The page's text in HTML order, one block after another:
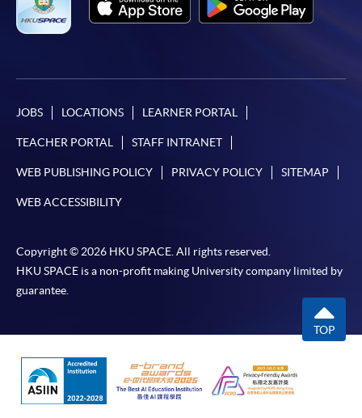
如欲了解如何於網上報讀新課程及繳費，請瀏覽網上
申請/報讀指南 :
-個別學歷頒授課程
報讀同一學歷頒授課程內其他單元
個別課程為須報讀同一學歷頒授課程及其他單元或繳
網上支付可通過「繳費靈」(PPS) (不適用於手機)、
VISA 或 Mastercard、「微信支付」(Online WeChat
Pay) 、「支付寶」(Online Alipay) 或 「轉數快」(FPS)
繳付學費。
親身報名/郵遞
JOBS LOCATIONS LEARNER PORTAL
TEACHER PORTAL STAFF INTRANET
WEB PUBLISHING POLICY PRIVACY POLICY SITEMAP
WEB ACCESSIBILITY
Copyright © 2026 HKU SPACE. All rights reserved.
HKU SPACE is a non-profit making University company limited by
guarantee.
TOP